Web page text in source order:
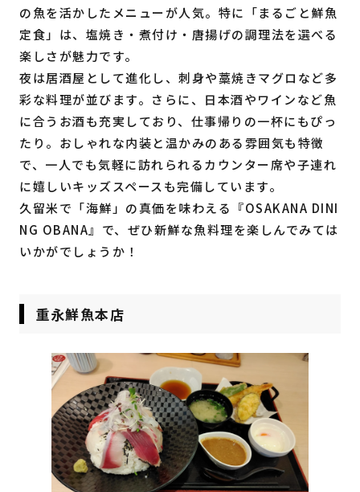
の魚を活かしたメニューが人気。特に「まるごと鮮魚
定食」は、塩焼き・煮付け・唐揚げの調理法を選べる
楽しさが魅力です。
夜は居酒屋として進化し、刺身や藁焼きマグロなど多
彩な料理が並びます。さらに、日本酒やワインなど魚
に合うお酒も充実しており、仕事帰りの一杯にもぴっ
たり。おしゃれな内装と温かみのある雰囲気も特徴
で、一人でも気軽に訪れられるカウンター席や子連れ
に嬉しいキッズスペースも完備しています。
久留米で「海鮮」の真価を味わえる『OSAKANA DINI
NG OBANA』で、ぜひ新鮮な魚料理を楽しんでみては
いかがでしょうか！
重永鮮魚本店